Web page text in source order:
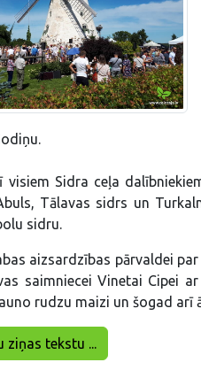
visiem Sidra ceļa
Tālavas sidrs un
sidru.
aizsardzības pārvaldei
saimniecei Vinetai Cipei
rudzu maizi un šogad arī
ziņas tekstu ...